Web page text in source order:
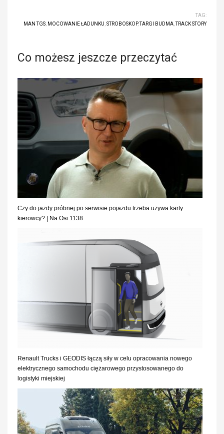
TAG:
MAN TGS, MOCOWANIE ŁADUNKU,STROBOSKOP, TARGI BUDMA, TRACK STORY
Co możesz jeszcze przeczytać
Czy do jazdy próbnej po serwisie pojazdu trzeba używa karty
kierowcy? | Na Osi 1138
Renault Trucks i GEODIS łączą siły w celu opracowania nowego
elektrycznego samochodu ciężarowego przystosowanego do
logistyki miejskiej